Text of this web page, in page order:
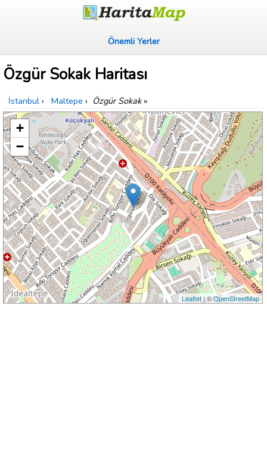
Önemli Yerler
Özgür Sokak Haritası
İstanbul › Maltepe › Özgür Sokak»
+
−
Leaflet| ©OpenStreetMap